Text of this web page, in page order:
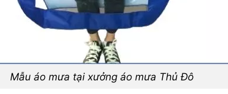
Mẫu áo mưa tại xưởng áo mưa Thủ Đô